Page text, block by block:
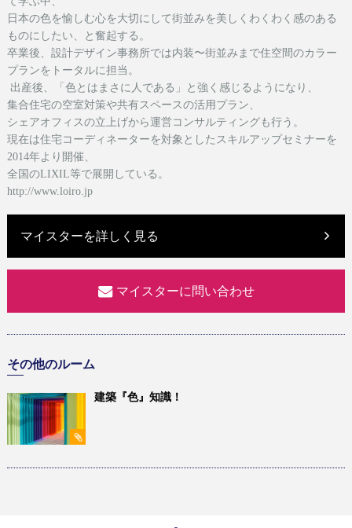
日本の色を愉しむ心を大切にして街並みを美しくわくわく感のある
ものにしたい、と奮起する。
卒業後、設計デザイン事務所では内装〜街並みまで住空間のカラー
プランをトータルに担当。
出産後、「色とはまさに人である」と強く感じるようになり、
集合住宅の空室対策や共有スペースの活用プラン、
シェアオフィスの立上げから運営コンサルティングも行う。
現在は住宅コーディネーターを対象としたスキルアップセミナーを
2014年より開催、
全国のLIXIL等で展開している。
http://www.loiro.jp
マイスターを詳しく見る
マイスターに問い合わせ
その他のルーム
建築『色』知識！